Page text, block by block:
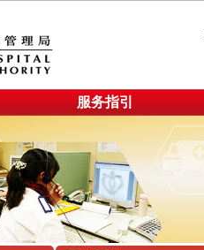
服务指引